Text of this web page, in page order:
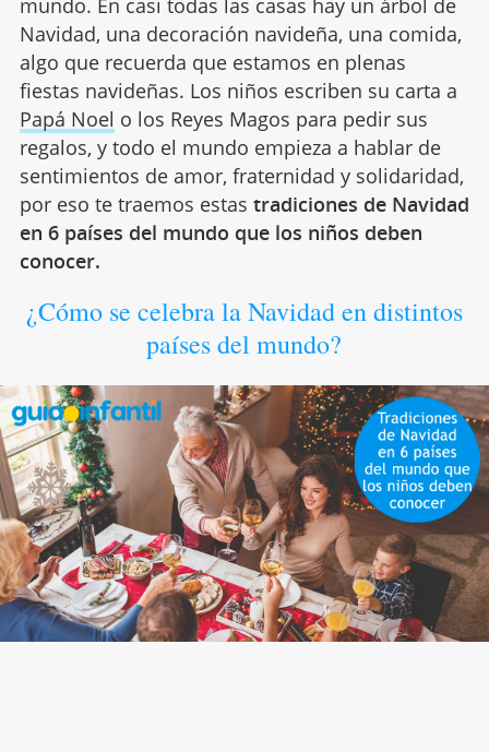
mundo. En casi todas las casas hay un árbol de
Navidad, una decoración navideña, una comida,
algo que recuerda que estamos en plenas
fiestas navideñas. Los niños escriben su carta a
Papá Noel o los Reyes Magos para pedir sus
regalos, y todo el mundo empieza a hablar de
sentimientos de amor, fraternidad y solidaridad,
por eso te traemos estas tradiciones de Navidad
en 6 países del mundo que los niños deben
conocer.
¿Cómo se celebra la Navidad en distintos
países del mundo?